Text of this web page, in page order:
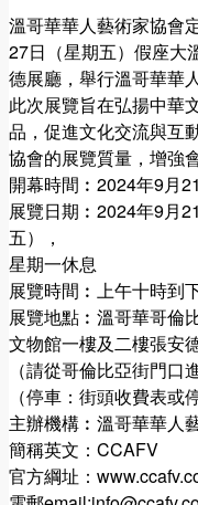
溫哥華華人藝術家協會
27日（星期五）假座大
德展廳，舉行溫哥華華
此次展覽旨在弘揚中華
品，促進文化交流與互
協會的展覽質量，增強
開幕時間︰2024年9月
展覽日期︰2024年9月
五），
星期一休息
展覽時間︰上午十時到
展覽地點︰溫哥華哥倫
文物館一樓及二樓張安
（請從哥倫比亞街門口進
（停車：街頭收費表或
主辦機構︰溫哥華華人
簡稱英文：CCAFV
官方綱址：